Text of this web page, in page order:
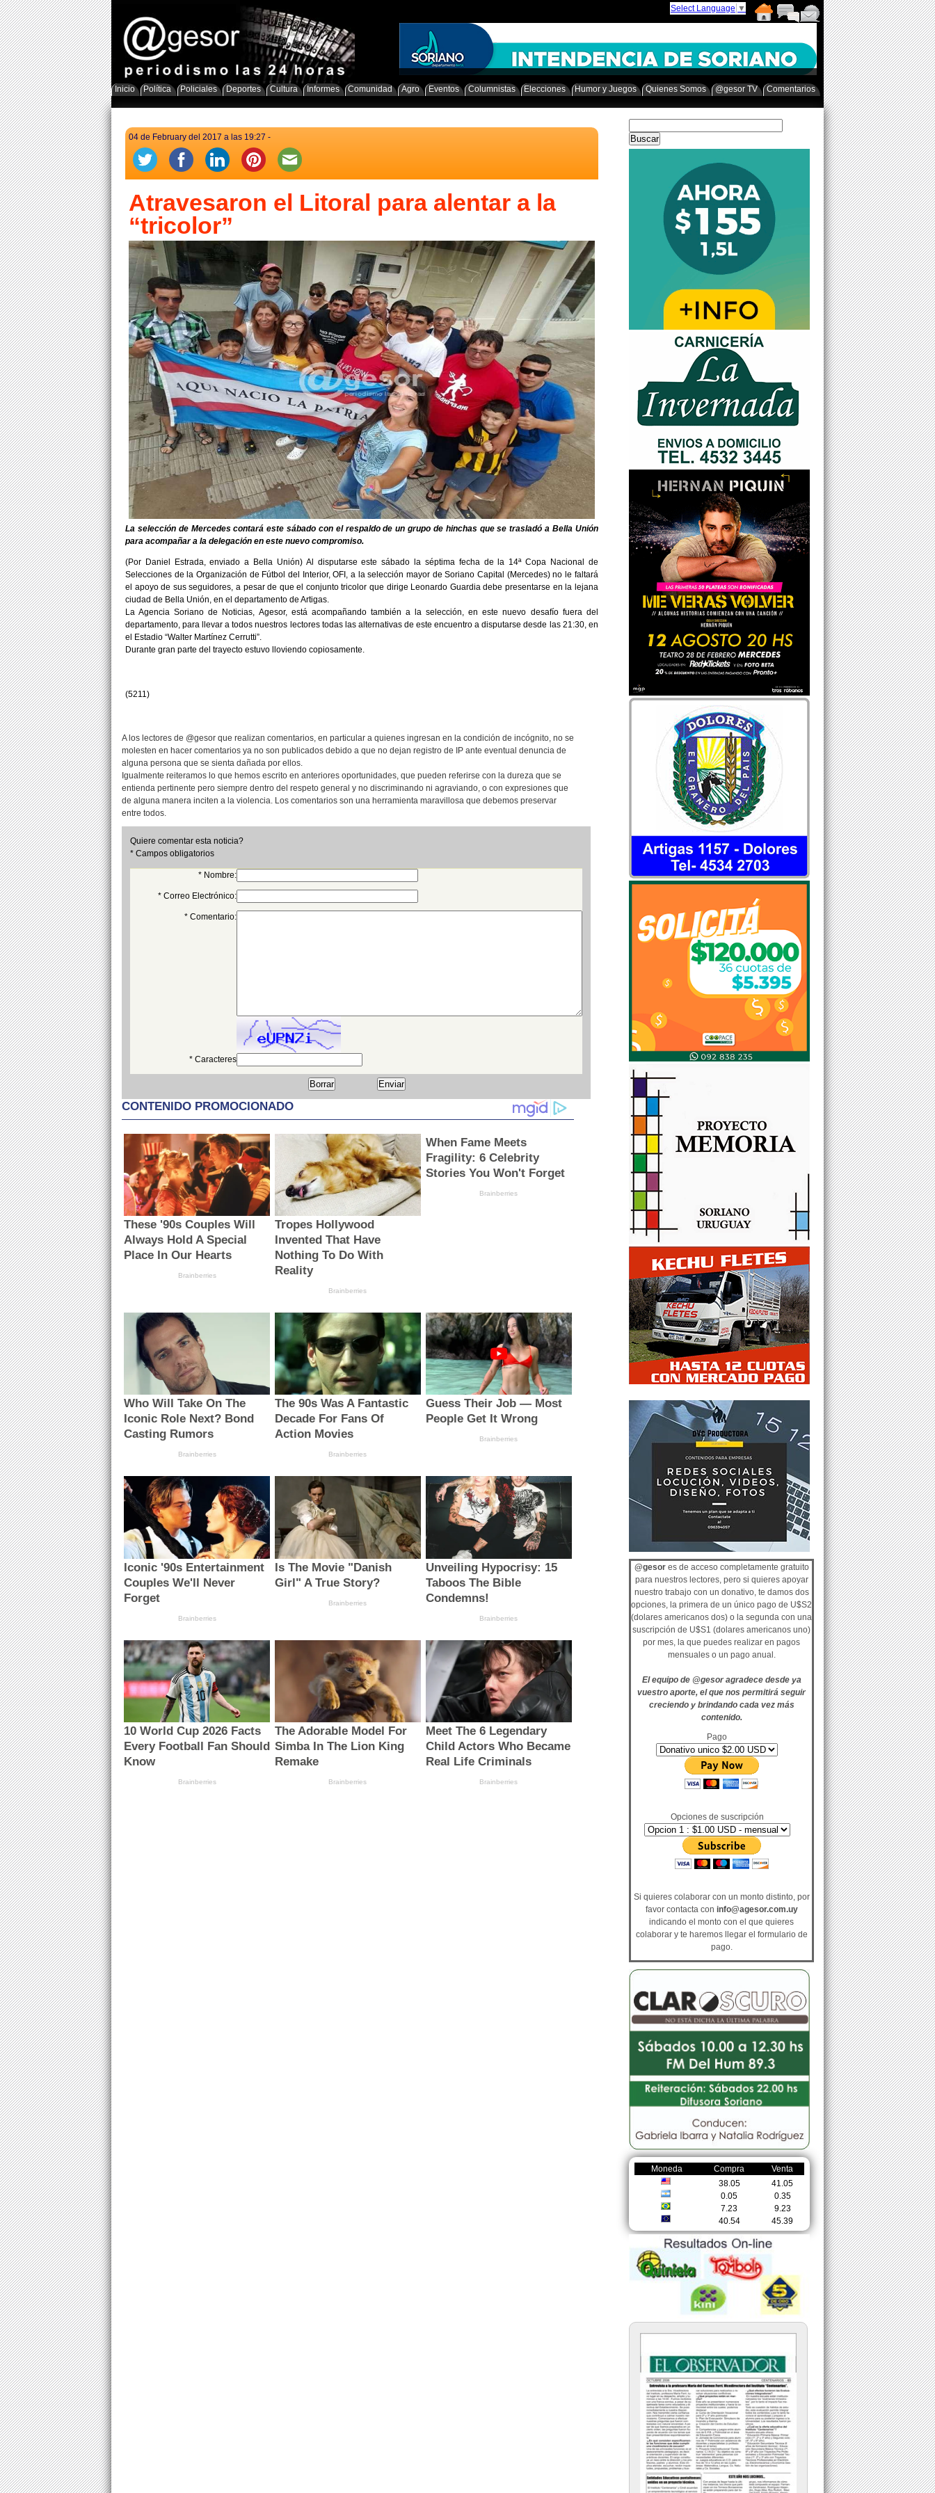
Select Language ▼
Inicio Política Policiales Deportes Cultura Informes Comunidad Agro Eventos Columnistas Elecciones Humor y Juegos Quienes Somos @gesor TV Comentarios
@gesores de acceso completamente gratuito
para nuestros lectores, pero si quieres apoyar
nuestro trabajo con un donativo, te damos dos
opciones, la primera de un único pago de U$S2
(dolares americanos dos) o la segunda con una
suscripción de U$S1 (dolares americanos uno)
por mes, la que puedes realizar en pagos
mensuales o un pago anual.
El equipo de @gesor agradece desde ya
vuestro aporte, el que nos permitirá seguir
creciendo y brindando cada vez más
contenido.
Pago
Opciones de suscripción
Si quieres colaborar con un monto distinto, por
favor contacta con info@agesor.com.uy
indicando el monto con el que quieres
colaborar y te haremos llegar el formulario de
pago.
Moneda Compra
Venta
38.05
41.05
0.05
0.35
7.23
9.23
40.54
45.39
04 de February del 2017 a las 19:27 -
Atravesaron el Litoral para alentar a la
“tricolor”
La selección de Mercedes contará este sábado con el respaldo de un grupo de hinchas que se trasladó a Bella Unión
para acompañar a la delegación en este nuevo compromiso.
(Por Daniel Estrada, enviado a Bella Unión) Al disputarse este sábado la séptima fecha de la 14ª Copa Nacional de
Selecciones de la Organización de Fútbol del Interior, OFI, a la selección mayor de Soriano Capital (Mercedes) no le faltará
el apoyo de sus seguidores, a pesar de que el conjunto tricolor que dirige Leonardo Guardia debe presentarse en la lejana
ciudad de Bella Unión, en el departamento de Artigas.
La Agencia Soriano de Noticias, Agesor, está acompañando también a la selección, en este nuevo desafío fuera del
departamento, para llevar a todos nuestros lectores todas las alternativas de este encuentro a disputarse desde las 21:30, en
el Estadio “Walter Martínez Cerrutti”.
Durante gran parte del trayecto estuvo lloviendo copiosamente.
(5211)
A los lectores de @gesor que realizan comentarios, en particular a quienes ingresan en la condición de incógnito, no se
molesten en hacer comentarios ya no son publicados debido a que no dejan registro de IP ante eventual denuncia de
alguna persona que se sienta dañada por ellos.
Igualmente reiteramos lo que hemos escrito en anteriores oportunidades, que pueden referirse con la dureza que se
entienda pertinente pero siempre dentro del respeto general y no discriminando ni agraviando, o con expresiones que
de alguna manera inciten a la violencia. Los comentarios son una herramienta maravillosa que debemos preservar
entre todos.
Quiere comentar esta noticia?
* Campos obligatorios
* Nombre:
* Correo Electrónico:
* Comentario:
* Caracteres